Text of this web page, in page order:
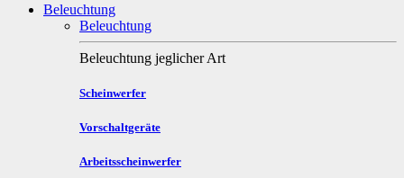
Beleuchtung
Beleuchtung
Beleuchtung jeglicher Art
Scheinwerfer
Vorschaltgeräte
Arbeitsscheinwerfer